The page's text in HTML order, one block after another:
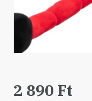
2 890 Ft